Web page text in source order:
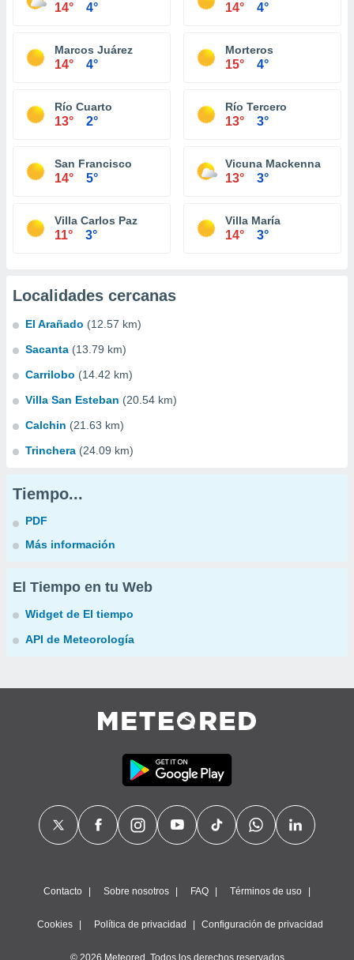
14° 4° 14° 4°
Marcos Juárez
14° 4°
Morteros
15° 4°
Río Cuarto
13° 2°
Río Tercero
13° 3°
San Francisco
14° 5°
Vicuna Mackenna
13° 3°
Villa Carlos Paz
11° 3°
Villa María
14° 3°
Localidades cercanas
El Arañado (12.57 km)
Sacanta (13.79 km)
Carrilobo (14.42 km)
Villa San Esteban (20.54 km)
Calchin (21.63 km)
Trinchera (24.09 km)
Tiempo...
PDF
Más información
El Tiempo en tu Web
Widget de El tiempo
API de Meteorología
Contacto Sobre nosotros FAQ Términos de uso
Cookies Política de privacidad Configuración de privacidad
© 2026 Meteored. Todos los derechos reservados